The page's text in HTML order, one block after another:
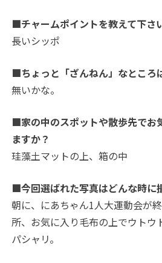
■チャームポイントを教えて下さ
長いシッポ
■ちょっと「ざんねん」なところ
無いかな。
■家の中のスポットや散歩先でお
ますか？
珪藻土マットの上、箱の中
■今回選ばれた写真はどんな時に
朝に、にあちゃん1人大運動会が
所、お気に入り毛布の上でウトウ
パシャリ。